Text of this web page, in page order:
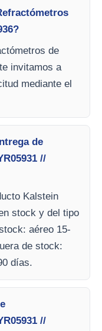
de
invitamos a
mediante el
de
//
Kalstein
stock y del tipo
aéreo 15-
de stock:
días.
//